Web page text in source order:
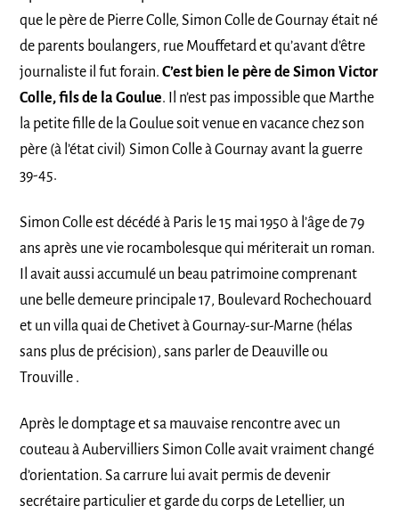
que le père de Pierre Colle, Simon Colle de Gournay était né
de parents boulangers, rue Mouffetard et qu’avant d’être
journaliste il fut forain.C’est bien le père de Simon Victor
Colle, fils de la Goulue. Il n’est pas impossible que Marthe
la petite fille de la Goulue soit venue en vacance chez son
père (à l’état civil) Simon Colle à Gournay avant la guerre
39-45.
Simon Colle est décédé à Paris le 15 mai 1950 à l’âge de 79
ans après une vie rocambolesque qui mériterait un roman.
Il avait aussi accumulé un beau patrimoine comprenant
une belle demeure principale 17, Boulevard Rochechouard
et un villa quai de Chetivet à Gournay-sur-Marne (hélas
sans plus de précision), sans parler de Deauville ou
Trouville .
Après le domptage et sa mauvaise rencontre avec un
couteau à Aubervilliers Simon Colle avait vraiment changé
d’orientation. Sa carrure lui avait permis de devenir
secrétaire particulier et garde du corps de Letellier, un